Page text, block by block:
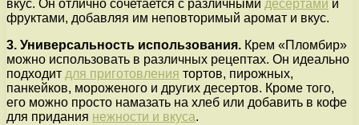
вкус. Он отлично сочетается с различными десертами и
фруктами, добавляя им неповторимый аромат и вкус.
3. Универсальность использования. Крем «Пломбир»
можно использовать в различных рецептах. Он идеально
подходит для приготовления тортов, пирожных,
панкейков, мороженого и других десертов. Кроме того,
его можно просто намазать на хлеб или добавить в кофе
для придания нежности и вкуса.